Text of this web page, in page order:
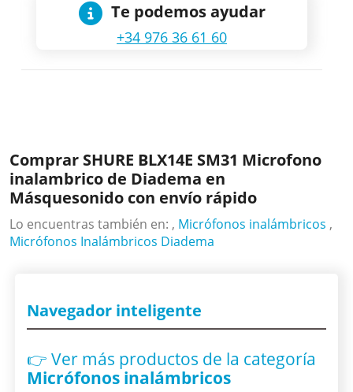
Te podemos ayudar
+34 976 36 61 60
Comprar SHURE BLX14E SM31 Microfono
inalambrico de Diadema en
Másquesonido con envío rápido
Lo encuentras también en: , Micrófonos inalámbricos ,
Micrófonos Inalámbricos Diadema
Navegador inteligente
👉 Ver más productos de la categoría
Micrófonos inalámbricos